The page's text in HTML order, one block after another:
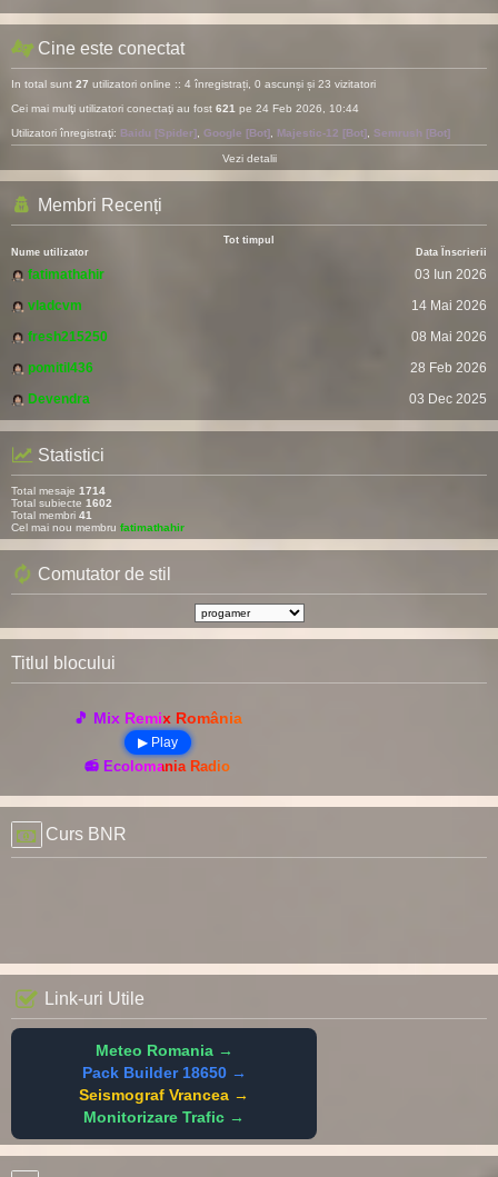
Cine este conectat
In total sunt 27 utilizatori online :: 4 înregistrați, 0 ascunși și 23 vizitatori
Cei mai mulţi utilizatori conectaţi au fost 621 pe 24 Feb 2026, 10:44
Utilizatori înregistraţi: Baidu [Spider] , Google [Bot] , Majestic-12 [Bot] , Semrush [Bot]
Vezi detalii
Membri Recenți
Tot timpul
Nume utilizator
Data Înscrierii
fatimathahir
03 Iun 2026
vladcvm
14 Mai 2026
fresh215250
08 Mai 2026
pomitil436
28 Feb 2026
Devendra
03 Dec 2025
Statistici
Total mesaje 1714
Total subiecte 1602
Total membri 41
Cel mai nou membru fatimathahir
Comutator de stil
Titlul blocului
🎵 Mix Remix România
▶ Play
📻 Ecolomania Radio
Curs BNR
Link-uri Utile
Meteo Romania →
Pack Builder 18650 →
Seismograf Vrancea →
Monitorizare Trafic →